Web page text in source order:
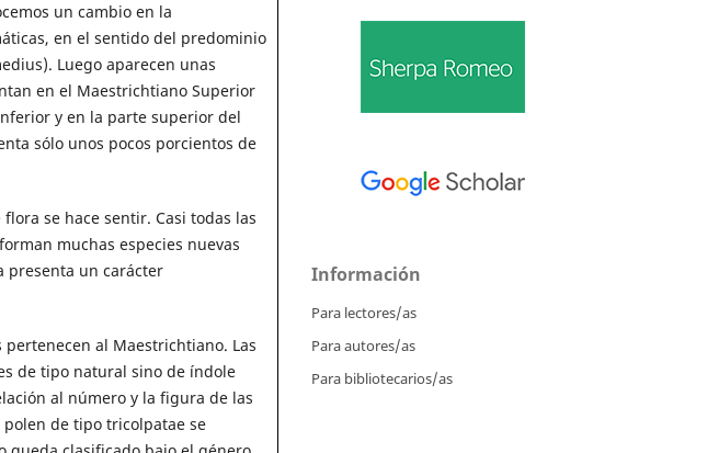
un cambio en la
en el sentido del predominio
Luego aparecen unas
en el Maestrichtiano Superior
y en la parte superior del
sólo unos pocos porcientos de
se hace sentir. Casi todas las
muchas especies nuevas
presenta un carácter
al Maestrichtiano. Las
de tipo natural sino de índole
al número y la figura de las
de tipo tricolpatae se
Información
Para lectores/as
Para autores/as
Para bibliotecarios/as